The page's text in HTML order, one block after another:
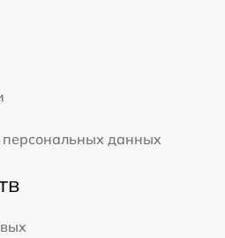
персональных данных